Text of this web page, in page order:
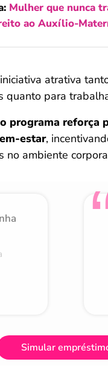
Mulher que nunca
ao Auxílio-
atrativa
quanto para
o programa reforça
estar,
no ambiente
Simular